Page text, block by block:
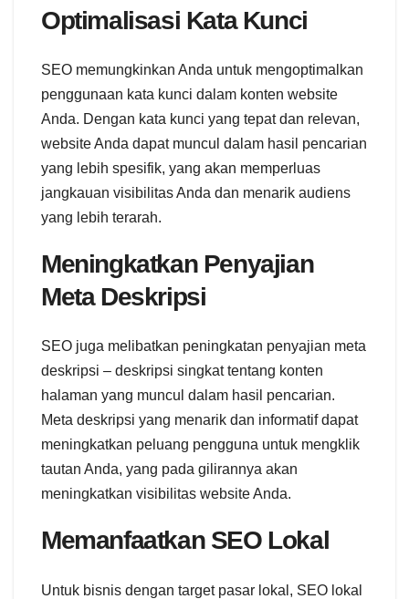
Optimalisasi Kata Kunci
SEO memungkinkan Anda untuk mengoptimalkan
penggunaan kata kunci dalam konten website
Anda. Dengan kata kunci yang tepat dan relevan,
website Anda dapat muncul dalam hasil pencarian
yang lebih spesifik, yang akan memperluas
jangkauan visibilitas Anda dan menarik audiens
yang lebih terarah.
Meningkatkan Penyajian
Meta Deskripsi
SEO juga melibatkan peningkatan penyajian meta
deskripsi – deskripsi singkat tentang konten
halaman yang muncul dalam hasil pencarian.
Meta deskripsi yang menarik dan informatif dapat
meningkatkan peluang pengguna untuk mengklik
tautan Anda, yang pada gilirannya akan
meningkatkan visibilitas website Anda.
Memanfaatkan SEO Lokal
Untuk bisnis dengan target pasar lokal, SEO lokal